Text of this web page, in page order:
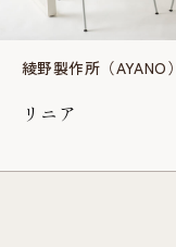
綾野製作所（AYANO）
リニア